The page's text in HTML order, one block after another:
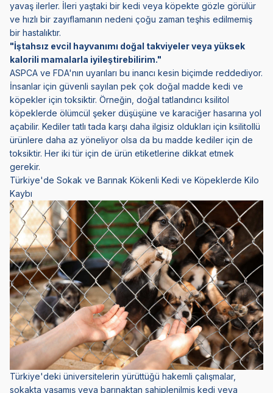
yavaş ilerler. İleri yaştaki bir kedi veya köpekte gözle görülür
ve hızlı bir zayıflamanın nedeni çoğu zaman teşhis edilmemiş
bir hastalıktır.
"İştahsız evcil hayvanımı doğal takviyeler veya yüksek
kalorili mamalarla iyileştirebilirim."
ASPCA ve FDA'nın uyarıları bu inancı kesin biçimde reddediyor.
İnsanlar için güvenli sayılan pek çok doğal madde kedi ve
köpekler için toksiktir. Örneğin, doğal tatlandırıcı ksilitol
köpeklerde ölümcül şeker düşüşüne ve karaciğer hasarına yol
açabilir. Kediler tatlı tada karşı daha ilgisiz oldukları için ksilitollü
ürünlere daha az yöneliyor olsa da bu madde kediler için de
toksiktir. Her iki tür için de ürün etiketlerine dikkat etmek
gerekir.
Türkiye'de Sokak ve Barınak Kökenli Kedi ve Köpeklerde Kilo
Kaybı
Türkiye'deki üniversitelerin yürüttüğü hakemli çalışmalar,
sokakta yaşamış veya barınaktan sahiplenilmiş kedi veya